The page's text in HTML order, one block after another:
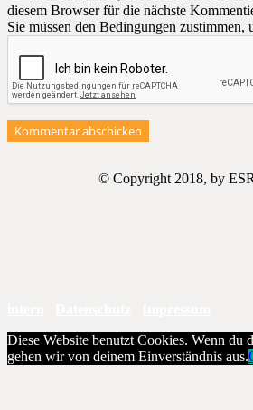
diesem Browser für die nächste
Sie müssen den Bedingungen zustimmen,
Kommentar abschicken
© Copyright 2018, by
Diese Website benutzt Cookies. Wenn du
gehen wir von deinem Einverständnis aus.